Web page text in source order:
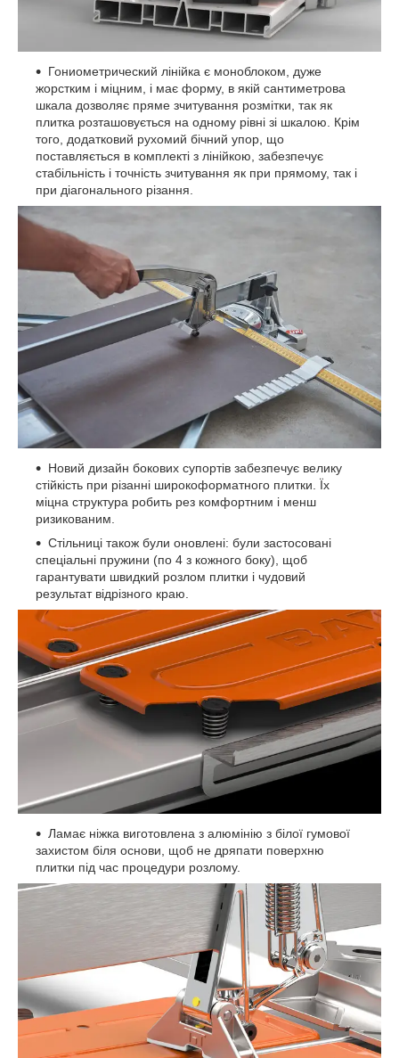
Гониометрический лінійка є моноблоком, дуже
жорстким і міцним, і має форму, в якій сантиметрова
шкала дозволяє пряме зчитування розмітки, так як
плитка розташовується на одному рівні зі шкалою. Крім
того, додатковий рухомий бічний упор, що
поставляється в комплекті з лінійкою, забезпечує
стабільність і точність зчитування як при прямому, так і
при діагонального різання.
Новий дизайн бокових супортів забезпечує велику
стійкість при різанні широкоформатного плитки. Їх
міцна структура робить рез комфортним і менш
ризикованим.
Стільниці також були оновлені: були застосовані
спеціальні пружини (по 4 з кожного боку), щоб
гарантувати швидкий розлом плитки і чудовий
результат відрізного краю.
Ламає ніжка виготовлена з алюмінію з білої гумової
захистом біля основи, щоб не дряпати поверхню
плитки під час процедури розлому.